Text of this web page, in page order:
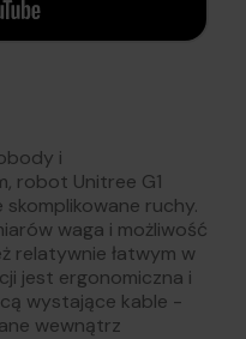
i
robot Unitree G1
ruchy.
waga i możliwość
relatywnie łatwym w
jest ergonomiczna i
wystające kable -
wewnątrz